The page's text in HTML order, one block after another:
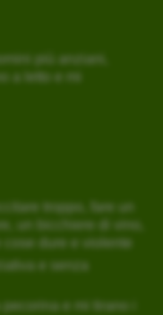
più anziani,
a letto e mi
troppo, fare un
un bicchiere di vino,
dure e violente
e senza
e mi tirano i